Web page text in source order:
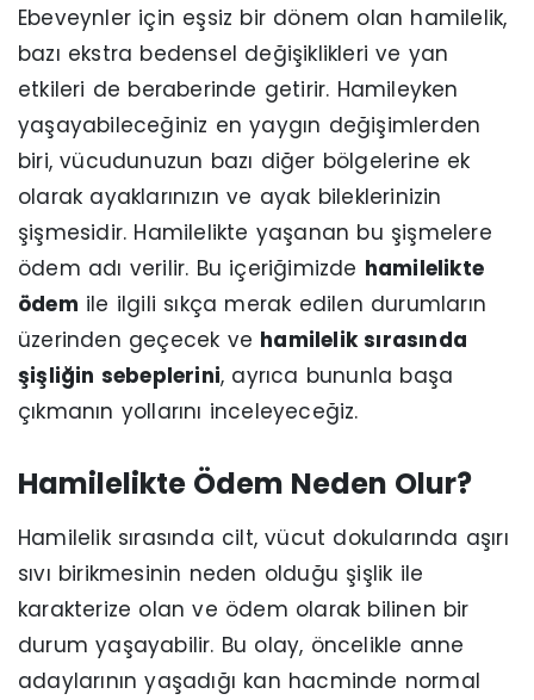
Ebeveynler için eşsiz bir dönem olan hamilelik,
bazı ekstra bedensel değişiklikleri ve yan
etkileri de beraberinde getirir. Hamileyken
yaşayabileceğiniz en yaygın değişimlerden
biri, vücudunuzun bazı diğer bölgelerine ek
olarak ayaklarınızın ve ayak bileklerinizin
şişmesidir. Hamilelikte yaşanan bu şişmelere
ödem adı verilir. Bu içeriğimizde hamilelikte
ödem ile ilgili sıkça merak edilen durumların
üzerinden geçecek ve hamilelik sırasında
şişliğin sebeplerini, ayrıca bununla başa
çıkmanın yollarını inceleyeceğiz.
Hamilelikte Ödem Neden Olur?
Hamilelik sırasında cilt, vücut dokularında aşırı
sıvı birikmesinin neden olduğu şişlik ile
karakterize olan ve ödem olarak bilinen bir
durum yaşayabilir. Bu olay, öncelikle anne
adaylarının yaşadığı kan hacminde normal